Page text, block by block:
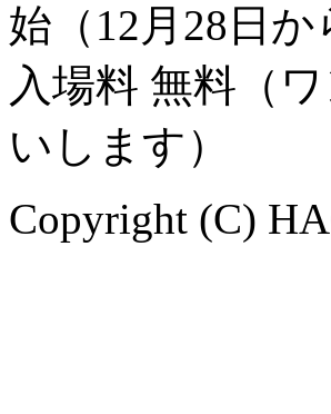
始（12月28日か
入場料 無料（
いします）
Copyright (C)